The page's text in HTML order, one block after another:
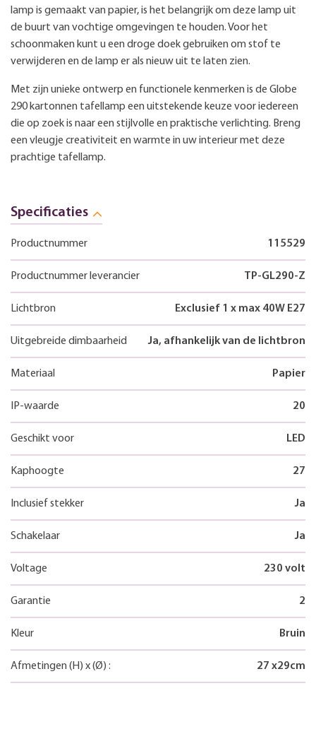
lamp is gemaakt van papier, is het belangrijk om deze lamp uit
de buurt van vochtige omgevingen te houden. Voor het
schoonmaken kunt u een droge doek gebruiken om stof te
verwijderen en de lamp er als nieuw uit te laten zien.
Met zijn unieke ontwerp en functionele kenmerken is de Globe
290 kartonnen tafellamp een uitstekende keuze voor iedereen
die op zoek is naar een stijlvolle en praktische verlichting. Breng
een vleugje creativiteit en warmte in uw interieur met deze
prachtige tafellamp.
Specificaties
Productnummer 115529
Productnummer leverancier TP-GL290-Z
Lichtbron Exclusief 1 x max 40W E27
Uitgebreide dimbaarheid Ja, afhankelijk van de lichtbron
Materiaal Papier
IP-waarde 20
Geschikt voor LED
Kaphoogte 27
Inclusief stekker Ja
Schakelaar Ja
Voltage 230 volt
Garantie 2
Kleur Bruin
Afmetingen (H) x(Ø) : 27 x29cm